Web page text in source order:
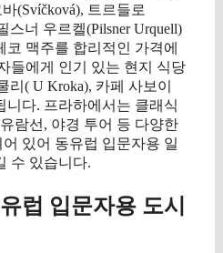
(Svíčková), 트르들로
스너 우르켈(Pilsner Urquell)
맥주를 합리적인 가격에
들에게 인기 있는 현지 식당
리( U Kroka), 카페 사보이
니다. 프라하에서는 클래식
람선, 야경 투어 등 다양한
있어 동유럽 입문자용 일
수 있습니다.
럽 입문자용 도시